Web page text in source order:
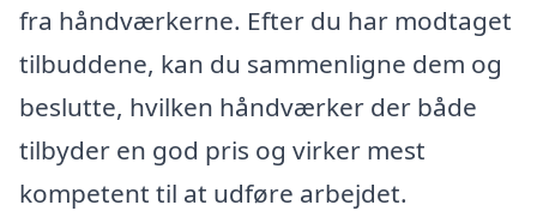
fra håndværkerne. Efter du har modtaget
tilbuddene, kan du sammenligne dem og
beslutte, hvilken håndværker der både
tilbyder en god pris og virker mest
kompetent til at udføre arbejdet.